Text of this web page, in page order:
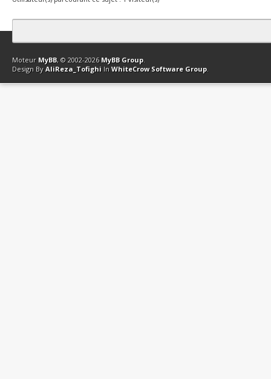
Contact Club Affiliation Retourner en haut Version bas-débit
Moteur MyBB, © 2002-2026 MyBB Group.
Design By AliReza_Tofighi In WhiteCrow Software Group.